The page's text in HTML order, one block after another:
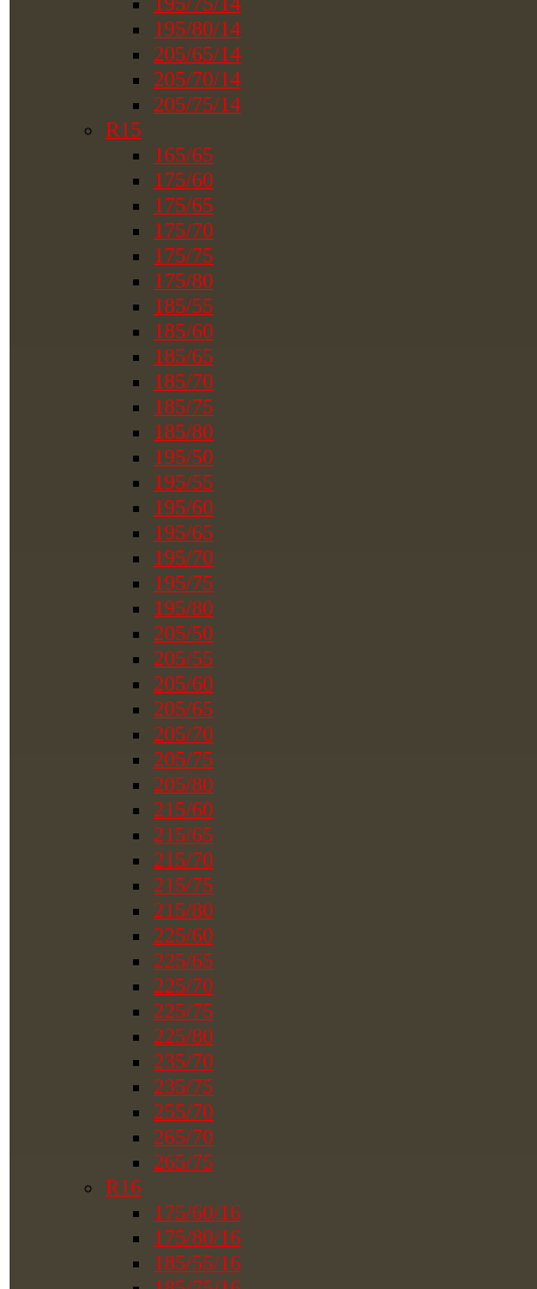
195/80/14
205/65/14
205/70/14
205/75/14
R15
165/65
175/60
175/65
175/70
175/75
175/80
185/55
185/60
185/65
185/70
185/75
185/80
195/50
195/55
195/60
195/65
195/70
195/75
195/80
205/50
205/55
205/60
205/65
205/70
205/75
205/80
215/60
215/65
215/70
215/75
215/80
225/60
225/65
225/70
225/75
225/80
235/70
235/75
255/70
265/70
265/75
R16
175/60/16
175/80/16
185/55/16